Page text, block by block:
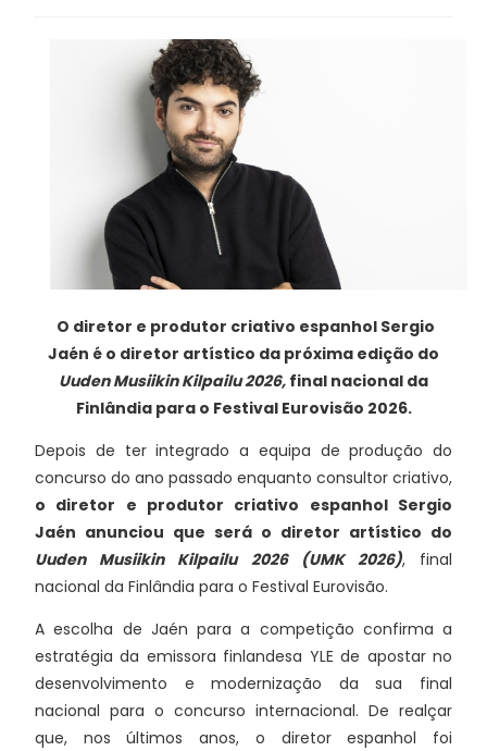
O diretor e produtor criativo espanhol Sergio
Jaén é o diretor artístico da próxima edição do
Uuden Musiikin Kilpailu 2026, final nacional da
Finlândia para o Festival Eurovisão 2026.
Depois de ter integrado a equipa de produção do
concurso do ano passado enquanto consultor criativo,
o diretor e produtor criativo espanhol Sergio
Jaén anunciou que será o diretor artístico do
Uuden Musiikin Kilpailu 2026 (UMK 2026), final
nacional da Finlândia para o Festival Eurovisão.
A escolha de Jaén para a competição confirma a
estratégia da emissora finlandesa YLE de apostar no
desenvolvimento e modernização da sua final
nacional para o concurso internacional. De realçar
que, nos últimos anos, o diretor espanhol foi